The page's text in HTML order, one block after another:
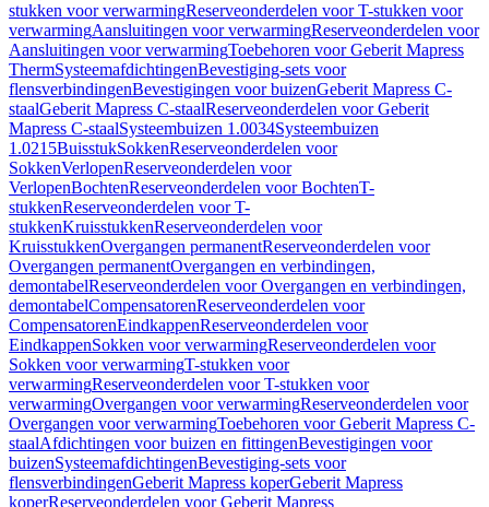
stukken voor verwarmingReserveonderdelen voor T-stukken voor
verwarmingAansluitingen voor verwarmingReserveonderdelen voor
Aansluitingen voor verwarmingToebehoren voor Geberit Mapress
ThermSysteemafdichtingenBevestiging-sets voor
flensverbindingenBevestigingen voor buizenGeberit Mapress C-
staalGeberit Mapress C-staalReserveonderdelen voor Geberit
Mapress C-staalSysteembuizen 1.0034Systeembuizen
1.0215BuisstukSokkenReserveonderdelen voor
SokkenVerlopenReserveonderdelen voor
VerlopenBochtenReserveonderdelen voor BochtenT-
stukkenReserveonderdelen voor T-
stukkenKruisstukkenReserveonderdelen voor
KruisstukkenOvergangen permanentReserveonderdelen voor
Overgangen permanentOvergangen en verbindingen,
demontabelReserveonderdelen voor Overgangen en verbindingen,
demontabelCompensatorenReserveonderdelen voor
CompensatorenEindkappenReserveonderdelen voor
EindkappenSokken voor verwarmingReserveonderdelen voor
Sokken voor verwarmingT-stukken voor
verwarmingReserveonderdelen voor T-stukken voor
verwarmingOvergangen voor verwarmingReserveonderdelen voor
Overgangen voor verwarmingToebehoren voor Geberit Mapress C-
staalAfdichtingen voor buizen en fittingenBevestigingen voor
buizenSysteemafdichtingenBevestiging-sets voor
flensverbindingenGeberit Mapress koperGeberit Mapress
koperReserveonderdelen voor Geberit Mapress